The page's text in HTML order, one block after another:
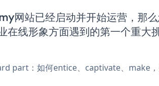
网站已经启动并开始运营，那
在线形象方面遇到的第一个重大
part：如何entice、captivate、make